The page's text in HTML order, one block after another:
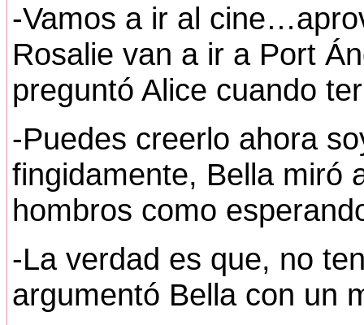
-Vamos a ir al
Rosalie van a ir a Port
preguntó Alice cuando
-Puedes creerlo ahora
fingidamente, Bella miró
hombros como
-La verdad es que, no
argumentó Bella con un